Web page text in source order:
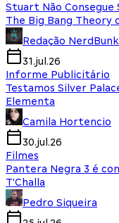
Stuart Não Consegue
The Big Bang Theory
Redação
31.jul.26
Informe Publicitário
Testamos Silver
Elementa
Camila Hortencio
30.jul.26
Filmes
Pantera Negra 3 é
T'Challa
Pedro Siqueira